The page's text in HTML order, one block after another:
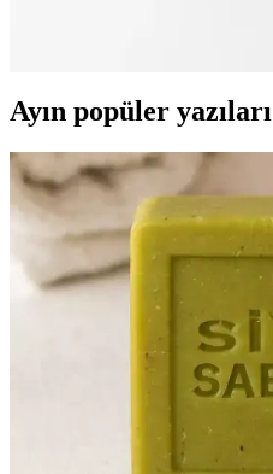
Ayın popüler yazıları